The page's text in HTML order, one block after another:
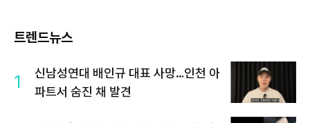
트렌드뉴스
1
신남성연대 배인규 대표 사망…인천 아
파트서 숨진 채 발견